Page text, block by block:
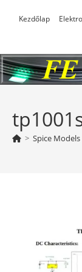
Kezdőlap
> Spice Models